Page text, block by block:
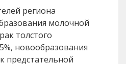
региона
молочной
толстого
новообразования
предстательной